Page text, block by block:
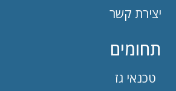
יצירת קשר
תחומים
טכנאי גז